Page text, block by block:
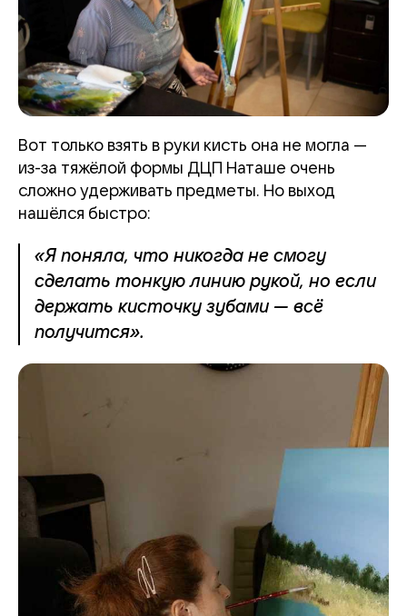
Вот только взять в руки кисть она не могла —
из-за тяжёлой формы ДЦП Наташе очень
сложно удерживать предметы. Но выход
нашёлся быстро:
«Я поняла, что никогда не смогу
сделать тонкую линию рукой, но если
держать кисточку зубами — всё
получится».